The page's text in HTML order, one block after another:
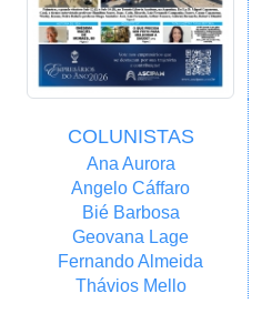
COLUNISTAS
Ana Aurora
Angelo Cáffaro
Bié Barbosa
Geovana Lage
Fernando Almeida
Thávios Mello